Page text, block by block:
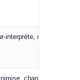
interprète, ressasse
change de sujet